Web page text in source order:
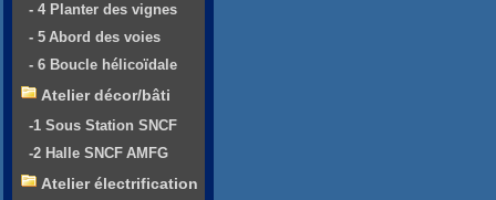
- 4 Planter des vignes
- 5 Abord des voies
- 6 Boucle hélicoïdale
Atelier décor/bâti
-1 Sous Station SNCF
-2 Halle SNCF AMFG
Atelier électrification